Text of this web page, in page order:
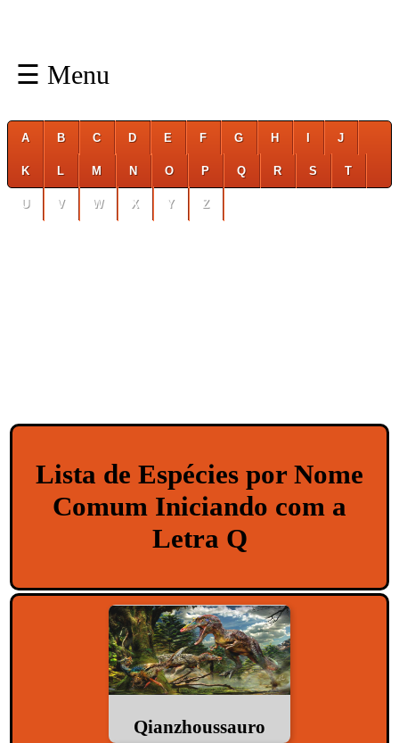
☰ Menu
A B C D E F G H I J
K L M N O P Q R S T
U V W X Y Z
Lista de Espécies por Nome
Comum Iniciando com a
Letra Q
Qianzhoussauro